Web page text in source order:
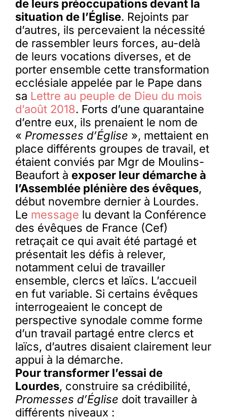
de leurs préoccupations devant la
situation de l’Église. Rejoints par
d’autres, ils percevaient la nécessité
de rassembler leurs forces, au-delà
de leurs vocations diverses, et de
porter ensemble cette transformation
ecclésiale appelée par le Pape dans
sa Lettre au peuple de Dieu du mois
d’août 2018. Forts d’une quarantaine
d’entre eux, ils prenaient le nom de
« Promesses d’Église », mettaient en
place différents groupes de travail, et
étaient conviés par Mgr de Moulins-
Beaufort à exposer leur démarche à
l’Assemblée plénière des évêques,
début novembre dernier à Lourdes.
Le message lu devant la Conférence
des évêques de France (Cef)
retraçait ce qui avait été partagé et
présentait les défis à relever,
notamment celui de travailler
ensemble, clercs et laïcs. L’accueil
en fut variable. Si certains évêques
interrogeaient le concept de
perspective synodale comme forme
d’un travail partagé entre clercs et
laïcs, d’autres disaient clairement leur
appui à la démarche.
Pour transformer l’essai de
Lourdes, construire sa crédibilité,
Promesses d’Église doit travailler à
différents niveaux :